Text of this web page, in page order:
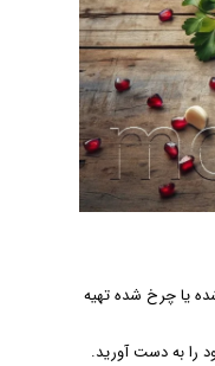
یا چرخ شده تهیه
را به دست آورید.